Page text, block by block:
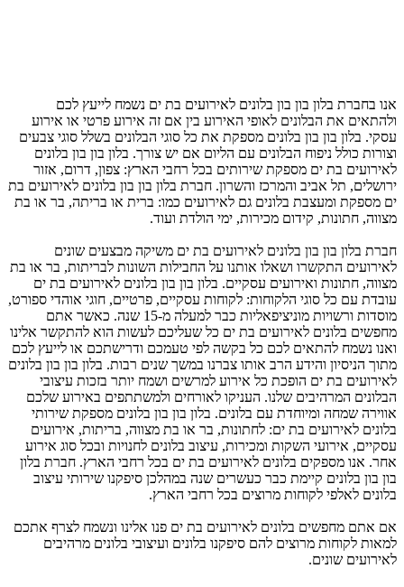
אנו בחברת בלון בון בון בלונים לאירועים בת ים נשמח לייעץ לכם
ולהתאים את הבלונים לאופי האירוע בין אם זה אירוע פרטי או אירוע
עסקי. בלון בון בון בלונים מספקת את כל סוגי הבלונים בשלל סוגי צבעים
וצורות כולל ניפוח הבלונים עם הליום אם יש צורך. בלון בון בון בלונים
לאירועים בת ים מספקת שירותים בכל רחבי הארץ: צפון, דרום, אזור
ירושלים, תל אביב והמרכז והשרון. חברת בלון בון בון בלונים לאירועים בת
ים מספקת ומעצבת בלונים גם לאירועים כמו: ברית או בריתה, בר או בת
מצווה, חתונות, קידום מכירות, ימי הולדת ועוד.
חברת בלון בון בון בלונים לאירועים בת ים משיקה מבצעים שונים
לאירועים התקשרו ושאלו אותנו על החבילות השונות לבריתות, בר או בת
מצווה, חתונות ואירועים עסקיים. בלון בון בון בלונים לאירועים בת ים
עובדת עם כל סוגי הלקוחות: לקוחות עסקיים, פרטיים, חוגי אוהדי ספורט,
מוסדות ורשויות מוניציפאליות כבר למעלה מ-15 שנה. כאשר אתם
מחפשים בלונים לאירועים בת ים כל שעליכם לעשות הוא להתקשר אלינו
ואנו נשמח להתאים לכם כל בקשה לפי טעמכם ודרישתכם או לייעץ לכם
מתוך הניסיון והידע הרב אותו צברנו במשך שנים רבות. בלון בון בון בלונים
לאירועים בת ים הופכת כל אירוע למרשים ושמח יותר בזכות עיצובי
הבלונים המרהיבים שלנו. העניקו לאורחים ולמשתתפים באירוע שלכם
אווירה שמחה ומיוחדת עם בלונים. בלון בון בון בלונים מספקת שירותי
בלונים לאירועים בת ים: לחתונות, בר או בת מצווה, בריתות, אירועים
עסקיים, אירועי השקות ומכירות, עיצוב בלונים לחנויות ובכל סוג אירוע
אחר. אנו מספקים בלונים לאירועים בת ים בכל רחבי הארץ. חברת בלון
בון בון בלונים קיימת כבר כעשרים שנה במהלכן סיפקנו שירותי עיצוב
בלונים לאלפי לקוחות מרוצים בכל רחבי הארץ.
אם אתם מחפשים בלונים לאירועים בת ים פנו אלינו ונשמח לצרף אתכם
למאות לקוחות מרוצים להם סיפקנו בלונים ועיצובי בלונים מרהיבים
לאירועים שונים.